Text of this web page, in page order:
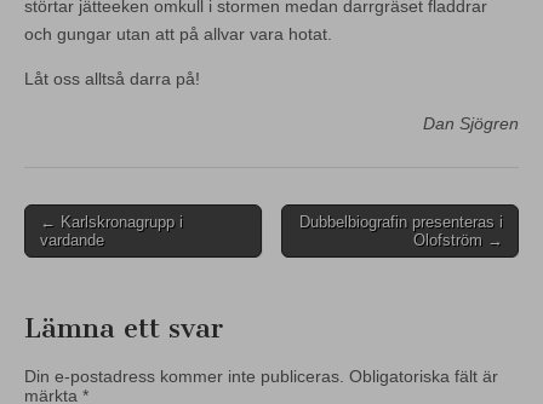
störtar jätteeken omkull i stormen medan darrgräset fladdrar
och gungar utan att på allvar vara hotat.
Låt oss alltså darra på!
Dan Sjögren
Post
navigation
← Karlskronagrupp i
vardande
Dubbelbiografin presenteras i
Olofström →
Lämna ett svar
Din e-postadress kommer inte publiceras. Obligatoriska fält är
märkta *